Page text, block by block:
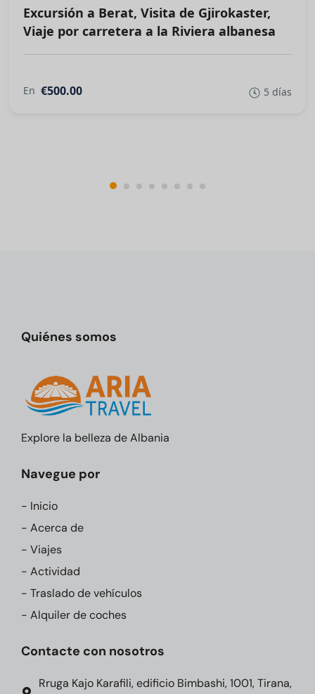
Excursión a Berat, Visita de Gjirokaster,
Viaje por carretera a la Riviera albanesa
En €500.00 5 días
Quiénes somos
Explore la belleza de Albania
Navegue por
- Inicio
- Acerca de
- Viajes
- Actividad
- Traslado de vehículos
- Alquiler de coches
Contacte con nosotros
Rruga Kajo Karafili, edificio Bimbashi, 1001, Tirana,